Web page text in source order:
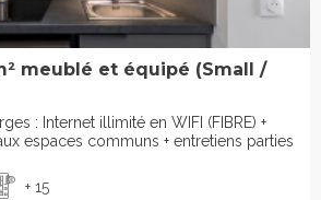
meublé et équipé (Small /
: Internet illimité en WIFI (FIBRE) +
espaces communs + entretiens parties
+ 15